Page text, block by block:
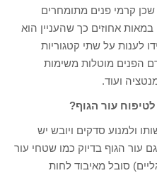
קרמי פנים מתומחרים
אחוזים כך שהעניין הוא
לענות על שתי קטגוריות
הפנים מוטלות משימות
ועוד.
עור הגוף?
ולמנוע סדקים ויובש יש
עור הגוף בדיוק כמו שטחי עור
סובל מאיבוד לחות